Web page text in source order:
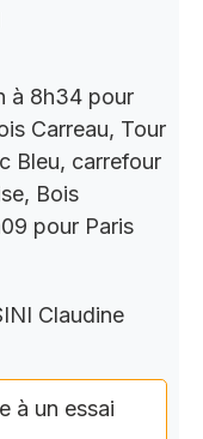
à 8h34 pour
Carreau, Tour
Bleu, carrefour
Bois
pour Paris
Claudine
à un essai